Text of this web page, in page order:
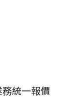
統一報價